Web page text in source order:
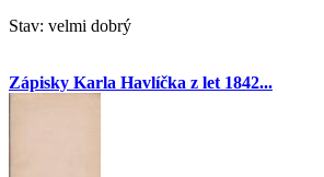
Stav: velmi dobrý
Zápisky Karla Havlíčka z let 1842...